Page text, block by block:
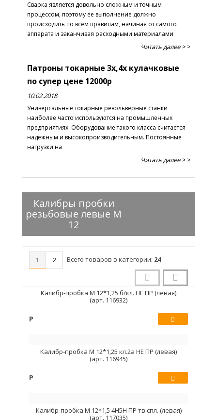
Сварка является довольно сложным и точным
процессом, поэтому ее выполнение должно
происходить по всем правилам, начиная от самого
аппарата и заканчивая расходными материалами
Читать далее > >
Патроны токарные 3х,4х кулачковые
по супер цене 12000р
10.02.2018
Универсальные токарные револьверные станки
наиболее часто используются на промышленных
предприятиях. Оборудование такого класса считается
надежным и высокопроизводительным. Постоянные
нагрузки на
Читать далее > >
Калибры пробки
резьбовые левые М
12
1 2 Всего товаров в категории: 24
Калибр-пробка М 12*1,25 б/кл. НЕ ПР (левая)
(арт. 116932)
Р
Калибр-пробка М 12*1,25 кл.2а НЕ ПР (левая)
(арт. 116945)
Р
Калибр-пробка М 12*1,5 4H5H ПР тв.спл. (левая)
(арт. 117035)